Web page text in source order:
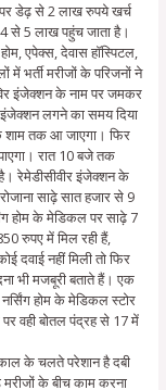
पर डेढ़ से 2 लाख रुपये खर्च
4 से 5 लाख पहुंच जाता है।
एपेक्स, देवास हॉस्पिटल,
में भर्ती मरीजों के परिजनों ने
इंजेक्शन के नाम पर जमकर
लगने का समय दिया
शाम तक आ जाएगा। फिर
रात 10 बजे तक
रेमेडीसीवीर इंजेक्शन के
साढ़े सात हजार से 9
होम के मेडिकल पर साढ़े 7
रुपए में मिल रही हैं,
दवाई नहीं मिली तो फिर
भी मजबूरी बताते हैं। एक
होम के मेडिकल स्टोर
वही बोतल पंद्रह से 17 में
काल के चलते परेशान है दबी
मरीजों के बीच काम करना